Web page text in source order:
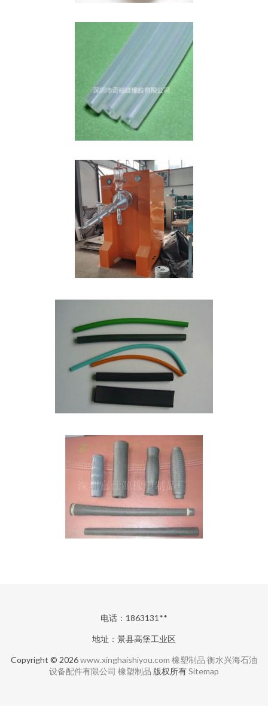
电话：1863131**
地址：景县高堡工业区
Copyright © 2026www.xinghaishiyou.com 橡塑制品 衡水兴海石油
设备配件有限公司 橡塑制品 版权所有Sitemap